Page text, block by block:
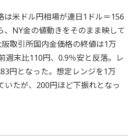
は米ドル円相場が連日1ドル＝156
、NY金の値動きをそのまま映して
取引所国内金価格の終値は1万
週末比110円、0.9％安と反落。レ
円となった。想定レンジを1万
いたが、200円ほど下振れとなっ